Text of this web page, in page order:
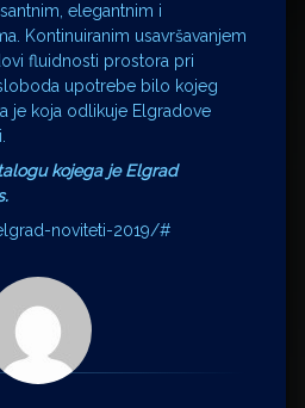
elegantnim i
Kontinuiranim usavršavanjem
fluidnosti prostora pri
upotrebe bilo kojeg
je koja odlikuje Elgradove
kojega je Elgrad
noviteti-2019/#